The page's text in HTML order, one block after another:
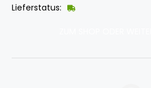
Lieferstatus: